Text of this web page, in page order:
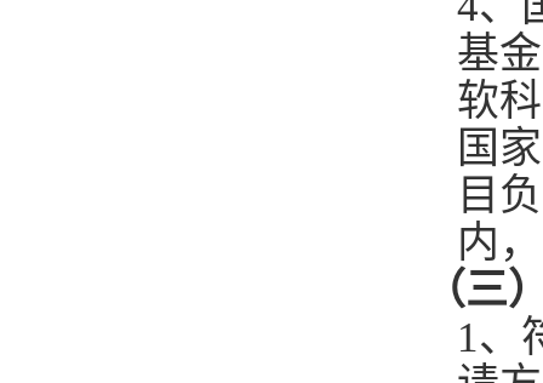
基
软
国
目
内
（三
1、